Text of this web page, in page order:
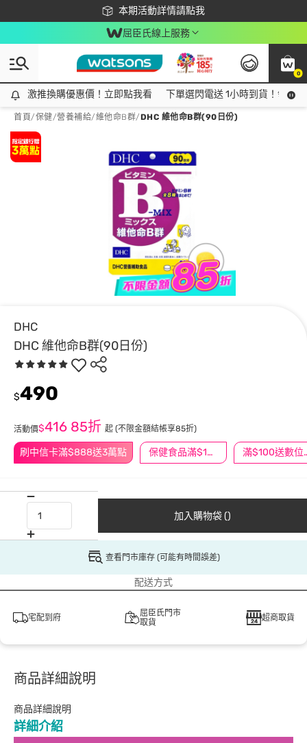
本期活動詳情請點我
下載app最高回饋$350
屈臣氏線上服務
0
激推換購優惠價！立即點我看
激推換購優惠價！立即點我看 下單選閃電送 1小時到貨！領神
首頁/保健/營養補給/維他命B群/DHC 維他命B群(90日份)
DHC
DHC 維他命B群(90日份)
刷中信卡滿$888送3萬點 保健食品滿$1200送$100 滿
$490
活動價$416 85折 起 (不限金額結帳享85折)
加入購物袋 ()
查看門市庫存 (可能有時間誤差)
配送方式
宅配到府
屈臣氏門市
取貨
超商取貨
商品詳細說明
商品詳細說明
詳細介紹